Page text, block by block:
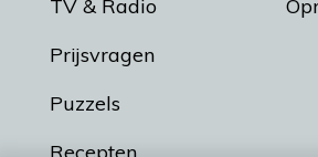
TV & Radio
Prijsvragen
Puzzels